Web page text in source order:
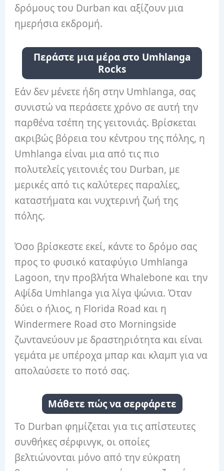
δρόμους του Durban και αξίζουν μια
ημερήσια εκδρομή.
Περάστε μια μέρα στο Umhlanga
Rocks
Εάν δεν μένετε ήδη στην Umhlanga, σας
συνιστώ να περάσετε χρόνο σε αυτή την
παρθένα τσέπη της γειτονιάς. Βρίσκεται
ακριβώς βόρεια του κέντρου της πόλης, η
Umhlanga είναι μια από τις πιο
πολυτελείς γειτονιές του Durban, με
μερικές από τις καλύτερες παραλίες,
καταστήματα και νυχτερινή ζωή της
πόλης.
Όσο βρίσκεστε εκεί, κάντε το δρόμο σας
προς το φυσικό καταφύγιο Umhlanga
Lagoon, την προβλήτα Whalebone και την
Αψίδα Umhlanga για λίγα ψώνια. Όταν
δύει ο ήλιος, η Florida Road και η
Windermere Road στο Morningside
ζωντανεύουν με δραστηριότητα και είναι
γεμάτα με υπέροχα μπαρ και κλαμπ για να
απολαύσετε το ποτό σας.
Μάθετε πώς να σερφάρετε
Το Durban φημίζεται για τις απίστευτες
συνθήκες σέρφινγκ, οι οποίες
βελτιώνονται μόνο από την εύκρατη